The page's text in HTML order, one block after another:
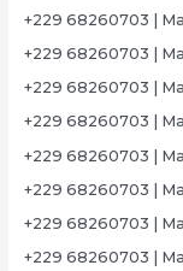
+229 68260703 |
+229 68260703 |
+229 68260703 |
+229 68260703 |
+229 68260703 |
+229 68260703 |
+229 68260703 |
+229 68260703 |